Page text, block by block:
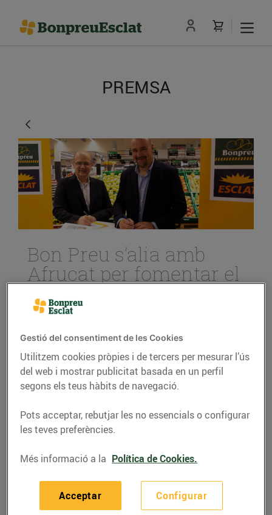
PREMSA
Bon Preu s’alia amb
Afrucat per fomentar el
consum de fruita
catalana
16/de maig/2019
Amb la signatura de l’acord, el Grup Bon
Preu i Afrucat uneixen forces en el suport
a la pagesia local
El conveni té com a finalitat promocionar
i donar sortida a la fruita produïda a casa
Grup Bon PreuiAfrucat, l’Associació Empresar
Gestió del consentiment de les Cookies
Utilitzem cookies pròpies i de tercers per mesurar l’ús
del web i mostrar publicitat basada en un perfil
segons els teus hàbits de navegació.
Pots acceptar, rebutjar les no essencials o configurar
les teves preferències.
Més informació a la Política de Cookies.
Configurar
Acceptar